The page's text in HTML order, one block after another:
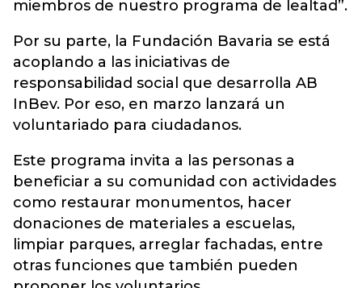
miembros de nuestro programa de lealtad”.
Por su parte, la Fundación Bavaria se está
acoplando a las iniciativas de
responsabilidad social que desarrolla AB
InBev. Por eso, en marzo lanzará un
voluntariado para ciudadanos.
Este programa invita a las personas a
beneficiar a su comunidad con actividades
como restaurar monumentos, hacer
donaciones de materiales a escuelas,
limpiar parques, arreglar fachadas, entre
otras funciones que también pueden